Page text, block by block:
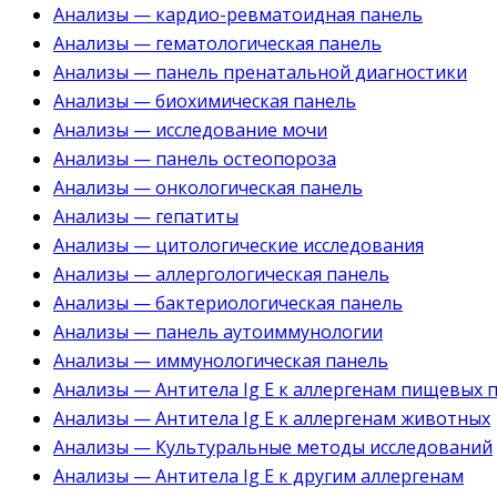
Анализы — кардио-ревматоидная панель
Анализы — гематологическая панель
Анализы — панель пренатальной диагностики
Анализы — биохимическая панель
Анализы — исследование мочи
Анализы — панель остеопороза
Анализы — онкологическая панель
Анализы — гепатиты
Анализы — цитологические исследования
Анализы — аллергологическая панель
Анализы — бактериологическая панель
Анализы — панель аутоиммунологии
Анализы — иммунологическая панель
Анализы — Антитела Ig E к аллергенам пищевых
Анализы — Антитела Ig E к аллергенам животных
Анализы — Культуральные методы исследований
Анализы — Антитела Ig E к другим аллергенам